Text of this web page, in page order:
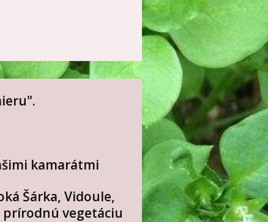
kamarátmi
Šárka, Vidoule,
prírodnú vegetáciu